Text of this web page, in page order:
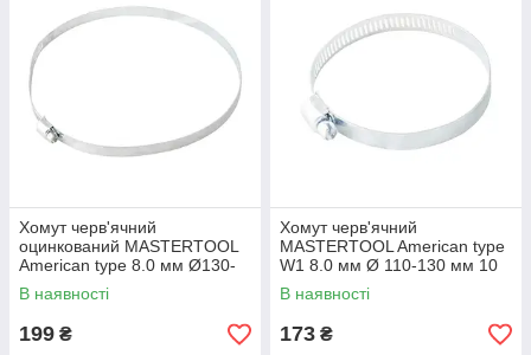
Хомут черв'ячний
оцинкований MASTERTOOL
American type 8.0 мм Ø130-
150 мм 10 шт 20-1975 SHO
В наявності
199 ₴
Хомут черв'ячний
MASTERTOOL American type
W1 8.0 мм Ø 110-130 мм 10
шт 20-1973 SHO
В наявності
173 ₴